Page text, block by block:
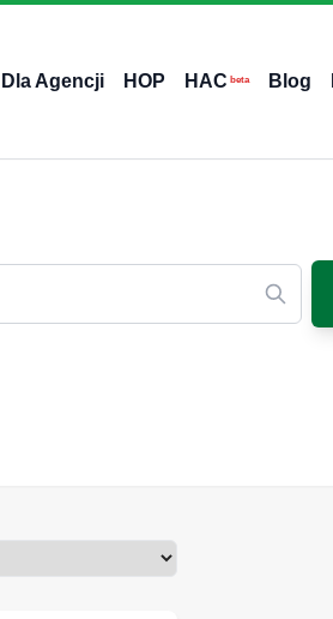
Dla Agencji HOP HAC beta Blog